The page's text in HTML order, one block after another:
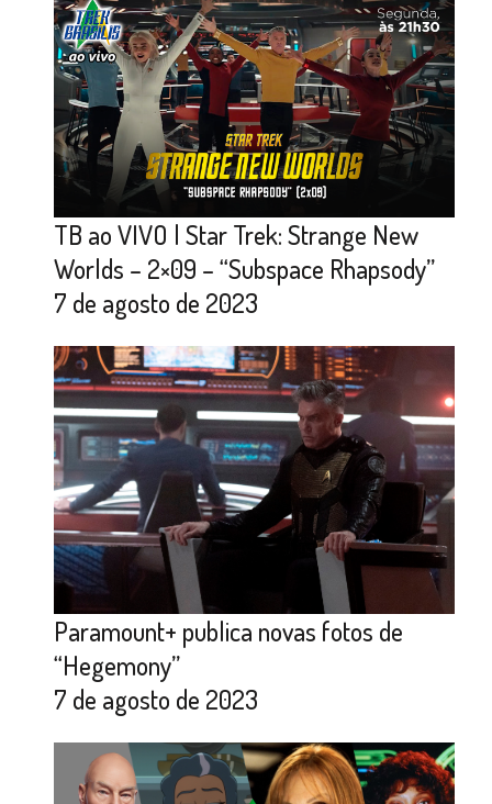
TB ao VIVO | Star Trek: Strange New
Worlds – 2×09 – “Subspace Rhapsody”
7 de agosto de 2023
Paramount+ publica novas fotos de
“Hegemony”
7 de agosto de 2023